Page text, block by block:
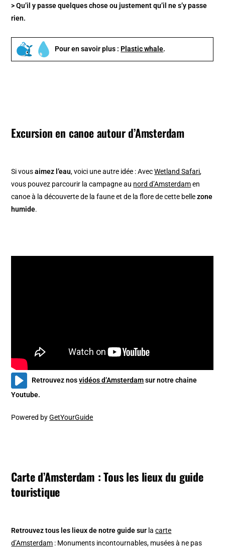
> Qu’il y passe quelques chose ou justement qu’il ne s’y passe
rien.
Pour en savoir plus : Plastic whale.
Excursion en canoe autour d’Amsterdam
Si vousaimez l’eau, voici une autre idée : AvecWetland Safari,
vous pouvez parcourir la campagne au nord d’Amsterdamen
canoe à la découverte de la faune et de la flore de cette bellezone
humide.
English version
Retrouvez nosvidéos d’Amsterdamsur notre chaine
Youtube.
Powered byGetYourGuide
Carte d’Amsterdam : Tous les lieux du guide
touristique
Retrouvez tous les lieux de notre guide sur lacarte
d’Amsterdam : Monuments incontournables, musées à ne pas